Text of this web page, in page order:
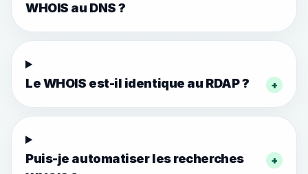
WHOIS au DNS ?
Le WHOIS est-il identique au RDAP ? +
Puis-je automatiser les recherches
+